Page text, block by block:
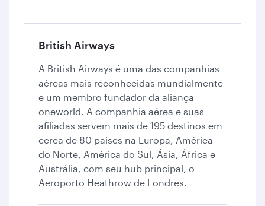
British Airways
A British Airways é uma das companhias
aéreas mais reconhecidas mundialmente
e um membro fundador da aliança
oneworld. A companhia aérea e suas
afiliadas servem mais de 195 destinos em
cerca de 80 países na Europa, América
do Norte, América do Sul, Ásia, África e
Austrália, com seu hub principal, o
Aeroporto Heathrow de Londres.